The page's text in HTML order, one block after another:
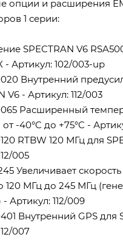
опции и расширения
1 серии:
SPECTRAN V6
- Артикул: 102/003-up
Внутренний
V6 - Артикул: 112/003
Расширенный
-40°C до +75°C -
RTBW 120 МГц для
005
Увеличивает
120 МГц до 245 МГц
Артикул: 112/009
Внутренний GPS для
007